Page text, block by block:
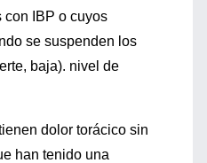
con IBP o cuyos
se suspenden los
baja). nivel de
dolor torácico sin
han tenido una